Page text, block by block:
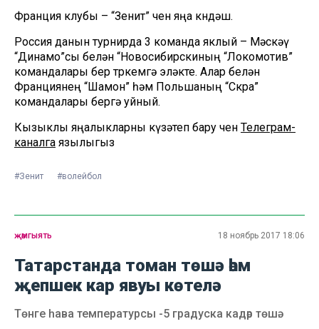
Франция клубы – “Зенит” өчен яңа көндәш.
Россия данын турнирда 3 команда яклый – Мәскәү
“Динамо”сы белән “Новосибирскиның “Локомотив”
командалары бер төркемгә эләкте. Алар белән
Франциянең “Шамон” һәм Польшаның “Скра”
командалары бергә уйный.
Кызыклы яңалыкларны күзәтеп бару өчен Телеграм-
каналга язылыгыз
#Зенит #волейбол
җәмгыять 18 ноябрь 2017 18:06
Татарстанда томан төшә һәм
җепшек кар явуы көтелә
Төнге һава температурсы -5 градуска кадәр төшә.